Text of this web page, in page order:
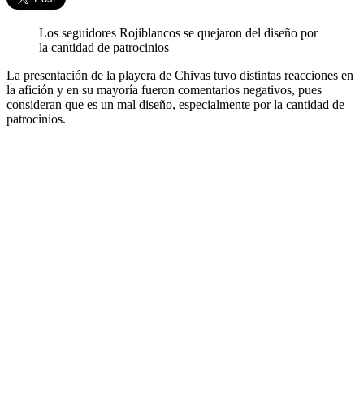
Los seguidores Rojiblancos se quejaron del diseño por
la cantidad de patrocinios
La presentación de la playera de Chivas tuvo distintas reacciones en
la afición y en su mayoría fueron comentarios negativos, pues
consideran que es un mal diseño, especialmente por la cantidad de
patrocinios.